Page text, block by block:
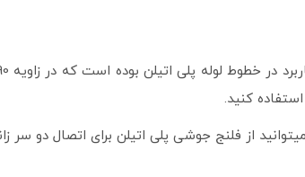
کنید.
از فلنج جوشی پلی اتیلن برای اتصال دو سر